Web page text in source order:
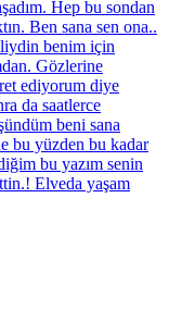
Hep bu sondan
Ben sana sen ona..
benim için
Gözlerine
ediyorum diye
da saatlerce
beni sana
bu yüzden bu kadar
bu yazım senin
Elveda yaşam